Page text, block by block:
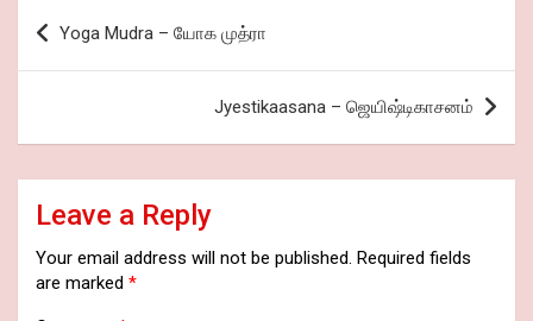
k
p
s
Post
navigation
Yoga Mudra – யோக முத்ரா
Jyestikaasana – ஜெயிஷ்டிகாசனம்
Leave a Reply
Your email address will not be published. Required fields
are marked *